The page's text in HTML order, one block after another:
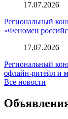
17.07.2026
Региональный
«Феномен
17.07.2026
Региональный
офлайн-ритейл и
Все новости